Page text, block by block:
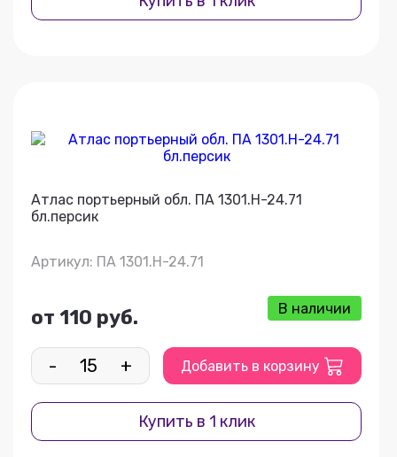
Атлас портьерный обл. ПА 1301.Н-24.71
бл.персик
Артикул: ПА 1301.Н-24.71
от 110 руб. В наличии
- + Добавить в корзину
Купить в 1 клик